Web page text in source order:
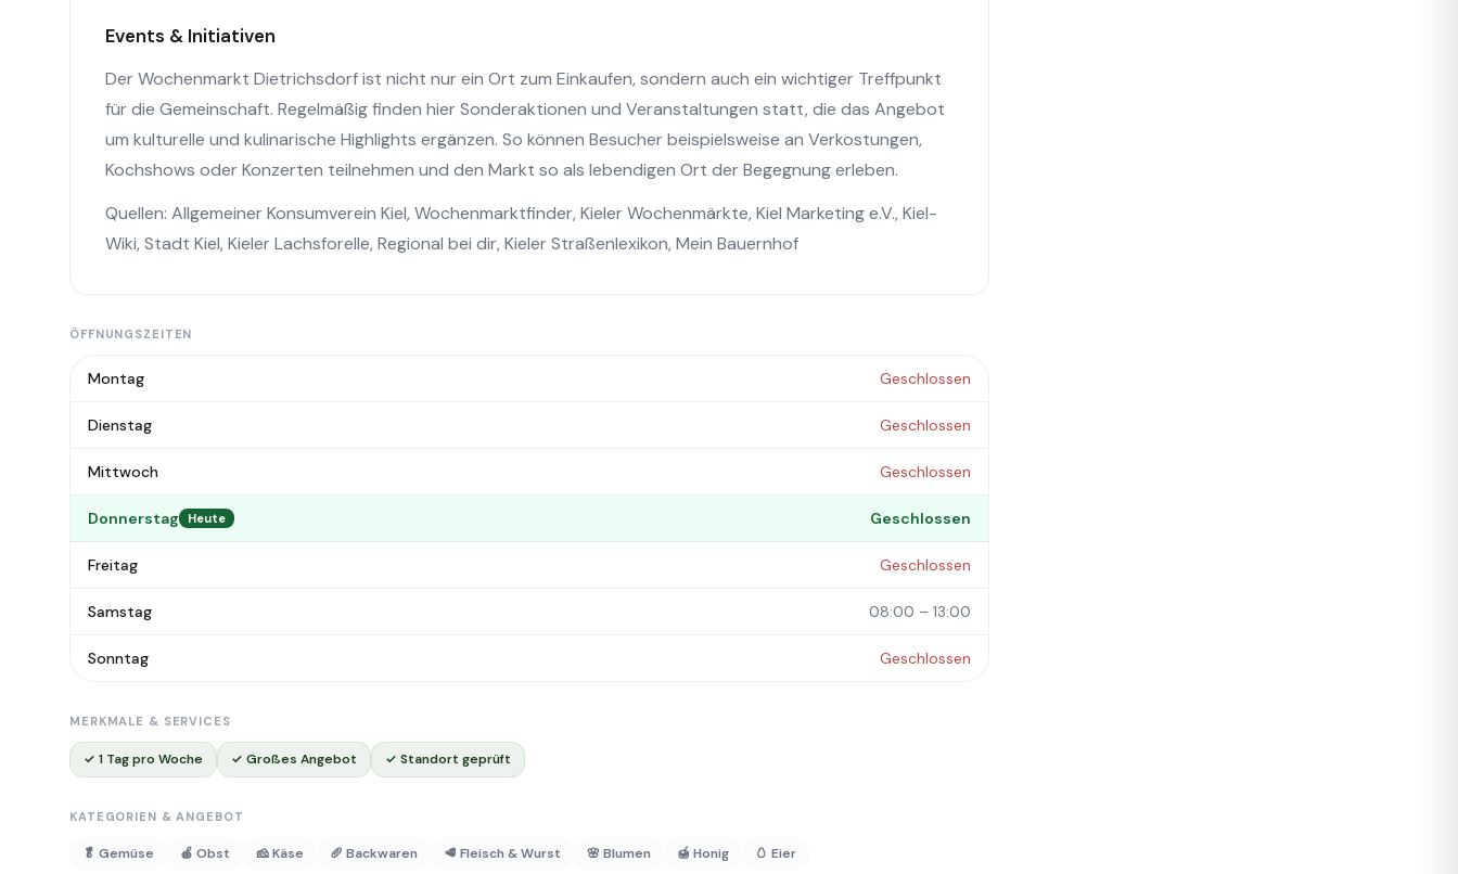
Events & Initiativen
Der Wochenmarkt Dietrichsdorf ist nicht nur ein Ort zum Einkaufen, sondern auch ein wichtiger Treffpunkt
für die Gemeinschaft. Regelmäßig finden hier Sonderaktionen und Veranstaltungen statt, die das Angebot
um kulturelle und kulinarische Highlights ergänzen. So können Besucher beispielsweise an Verkostungen,
Kochshows oder Konzerten teilnehmen und den Markt so als lebendigen Ort der Begegnung erleben.
Quellen: Allgemeiner Konsumverein Kiel, Wochenmarktfinder, Kieler Wochenmärkte, Kiel Marketing e.V., Kiel-
Wiki, Stadt Kiel, Kieler Lachsforelle, Regional bei dir, Kieler Straßenlexikon, Mein Bauernhof
ÖFFNUNGSZEITEN
Montag Geschlossen
Dienstag Geschlossen
Mittwoch Geschlossen
Donnerstag Heute Geschlossen
Freitag Geschlossen
Samstag 08:00 – 13:00
Sonntag Geschlossen
MERKMALE & SERVICES
✓ 1 Tag pro Woche ✓ Großes Angebot ✓ Standort geprüft
KATEGORIEN & ANGEBOT
🥬 Gemüse 🍎 Obst 🧀 Käse 🥖 Backwaren 🥩 Fleisch & Wurst 🌸 Blumen 🍯 Honig 🥚 Eier